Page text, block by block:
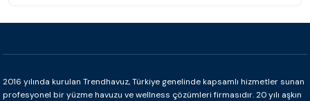
2016 yılında kurulan Trendhavuz, Türkiye genelinde kapsamlı hizmetler sunan
profesyonel bir yüzme havuzu ve wellness çözümleri firmasıdır. 20 yılı aşkın